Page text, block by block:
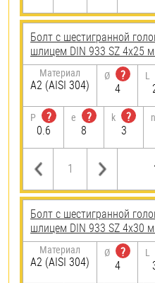
Болт с шестигранной
шлицем DIN 933 SZ 4х25
Материал
А2 (AISI 304)
Ø
?
4
L
P
?
0.6
e
?
8
k
?
3
n
Болт с шестигранной
шлицем DIN 933 SZ 4х30
Материал
А2 (AISI 304)
Ø
?
4
L